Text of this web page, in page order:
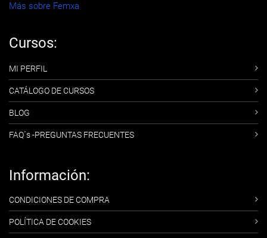
Más sobre Femxa
Cursos:
MI PERFIL
CATÁLOGO DE CURSOS
BLOG
FAQ´s -PREGUNTAS FRECUENTES
Información:
CONDICIONES DE COMPRA
POLÍTICA DE COOKIES